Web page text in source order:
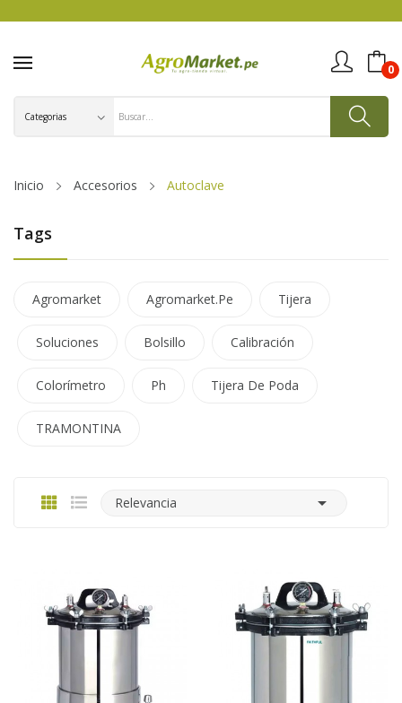
0
Inicio Accesorios Autoclave
Tags
Agromarket Agromarket.pe Tijera
Soluciones Bolsillo Calibración
Colorímetro Ph Tijera De Poda
TRAMONTINA
Relevancia 